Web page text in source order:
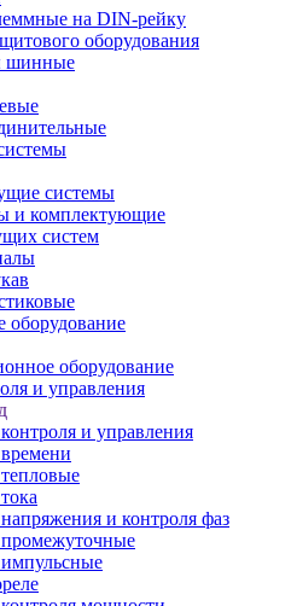
на DIN-рейку
оборудования
шинные
системы
и комплектующие
систем
оборудование
оборудование
и управления
и управления
и контроля фаз
промежуточные